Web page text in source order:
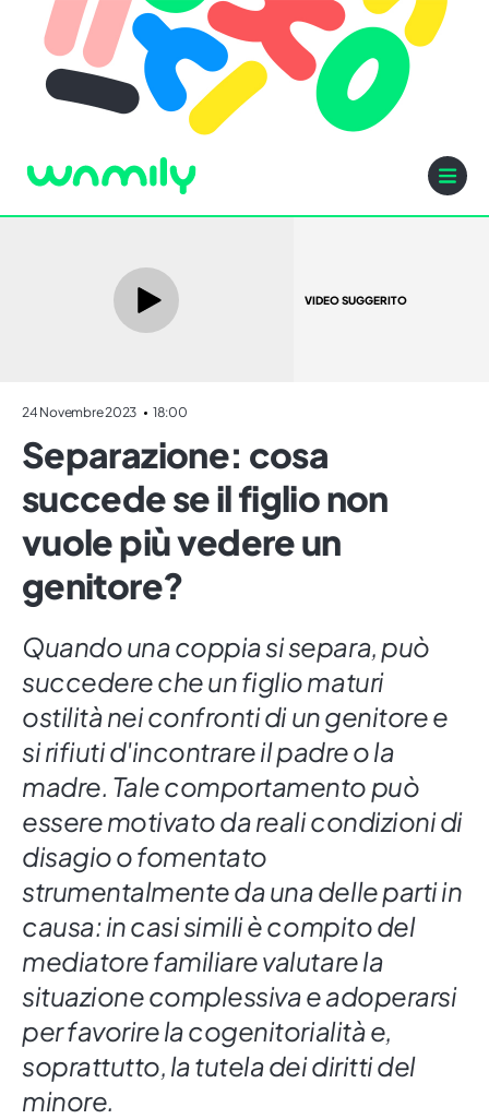
VIDEO SUGGERITO
24 Novembre 2023 18:00
Separazione: cosa
succede se il figlio non
vuole più vedere un
genitore?
Quando una coppia si separa, può
succedere che un figlio maturi
ostilità nei confronti di un genitore e
si rifiuti d'incontrare il padre o la
madre. Tale comportamento può
essere motivato da reali condizioni di
disagio o fomentato
strumentalmente da una delle parti in
causa: in casi simili è compito del
mediatore familiare valutare la
situazione complessiva e adoperarsi
per favorire la cogenitorialità e,
soprattutto, la tutela dei diritti del
minore.